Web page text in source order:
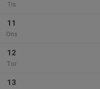
Tis
11
Ons
12
Tor
13